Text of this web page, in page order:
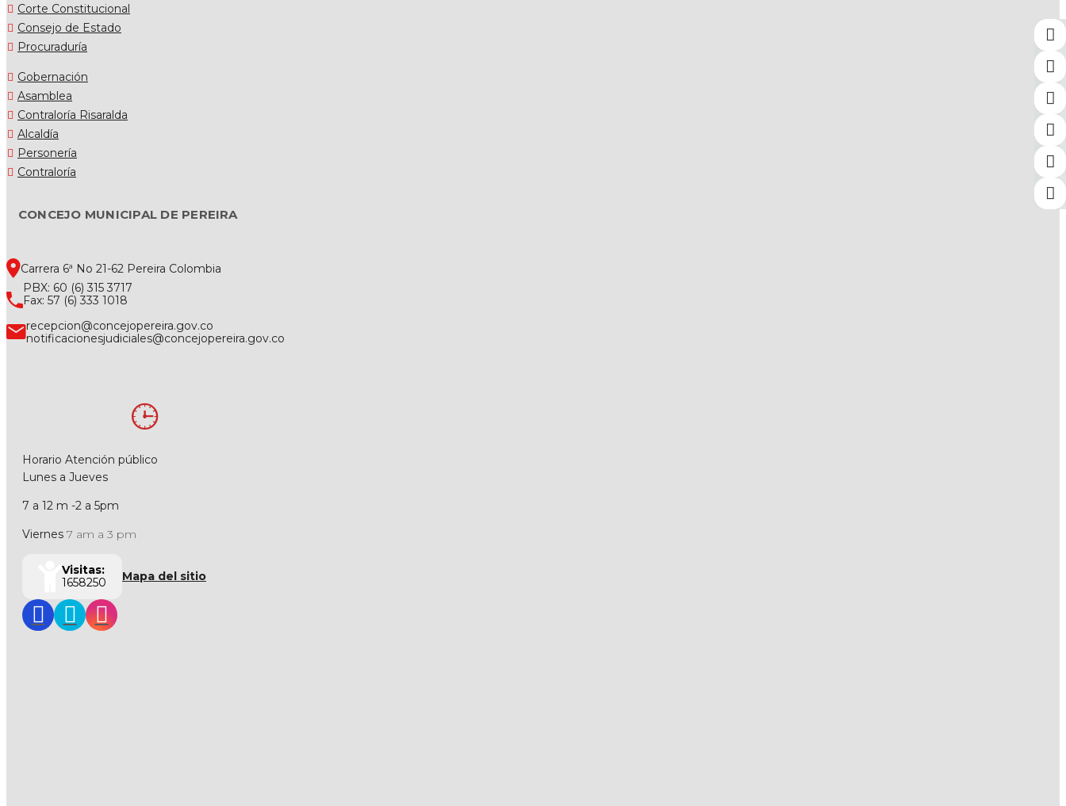
Corte Constitucional
Consejo de Estado
Procuraduría
Gobernación
Asamblea
Contraloría Risaralda
Alcaldía
Personería
Contraloría
CONCEJO MUNICIPAL DE PEREIRA
Carrera 6ª No 21-62 Pereira Colombia
PBX: 60 (6) 315 3717
Fax: 57 (6) 333 1018
recepcion@concejopereira.gov.co
notificacionesjudiciales@concejopereira.gov.co
Horario Atención público
Lunes a Jueves
7 a 12 m -2 a 5pm
Viernes 7 am a 3 pm
Visitas:
1658250
Mapa del sitio